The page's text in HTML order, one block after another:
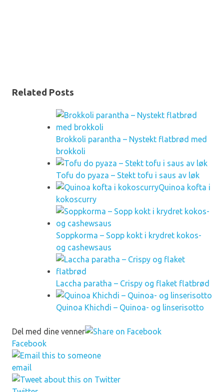
Related Posts
Brokkoli parantha – Nystekt flatbrød med
brokkoli
Tofu do pyaza – Stekt tofu i saus av løk
Quinoa kofta i
kokoscurry
Soppkorma – Sopp kokt i krydret kokos-
og cashewsaus
Laccha paratha – Crispy og flaket flatbrød
Quinoa Khichdi – Quinoa- og linserisotto
Del med dine venner
Facebook
email